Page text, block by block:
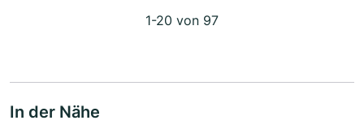
1-20 von 97
In der Nähe